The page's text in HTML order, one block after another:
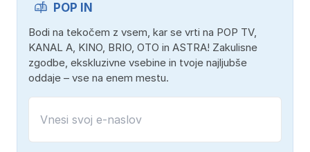
POP IN
Bodi na tekočem z vsem, kar se vrti na POP TV,
KANAL A, KINO, BRIO, OTO in ASTRA! Zakulisne
zgodbe, ekskluzivne vsebine in tvoje najljubše
oddaje – vse na enem mestu.